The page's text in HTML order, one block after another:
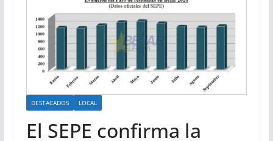
DESTACADOS LOCAL
El SEPE confirma la